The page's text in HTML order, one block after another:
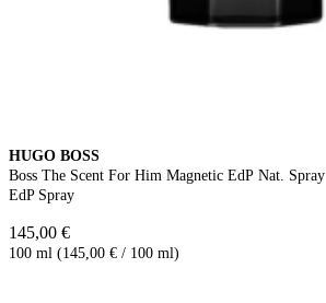
HUGO BOSS
Boss The Scent For Him Magnetic EdP Nat. Spray
EdP Spray
145,00 €
100 ml (145,00 € / 100 ml)